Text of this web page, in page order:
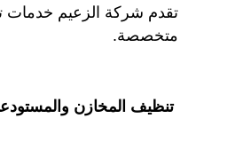
تقدم شركة الزعيم خدمات
متخصصة.
تنظيف المخازن